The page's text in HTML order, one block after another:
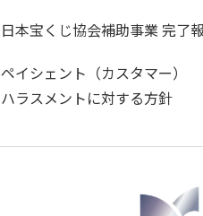
日本宝くじ協会補助事業 完了
ペイシェント（カスタマー）
ハラスメントに対する方針